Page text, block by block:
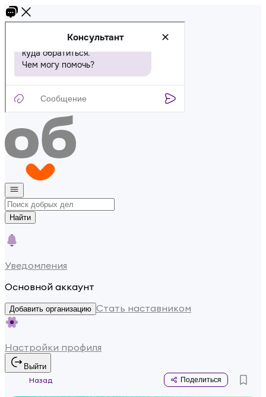
Найти
Уведомления
Основной аккаунт
Добавить организацию Стать наставником
Настройки профиля
Выйти
Назад
Поделиться